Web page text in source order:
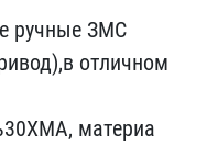
ручные ЗМС
​отличном
материа​